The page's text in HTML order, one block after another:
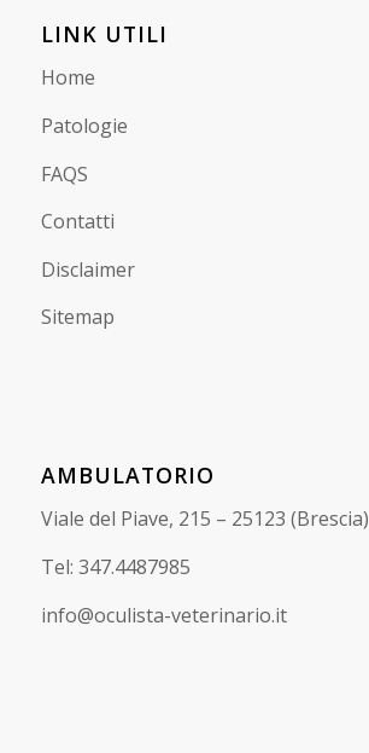
LINK UTILI
Home
Patologie
FAQS
Contatti
Disclaimer
Sitemap
AMBULATORIO
Viale del Piave, 215 – 25123 (Brescia)
Tel: 347.4487985
info@oculista-veterinario.it